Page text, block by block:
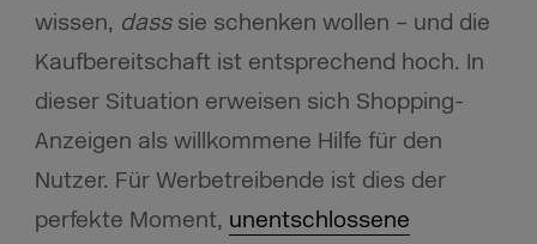
wissen, dasssie schenken wollen – und die
Kaufbereitschaft ist entsprechend hoch. In
dieser Situation erweisen sich Shopping-
Anzeigen als willkommene Hilfe für den
Nutzer. Für Werbetreibende ist dies der
perfekte Moment, unentschlossene